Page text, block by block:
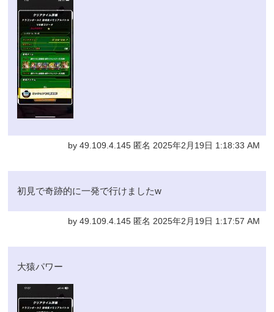
by 49.109.4.145 匿名 2025年2月19日 1:18:33 AM
初見で奇跡的に一発で行けましたw
by 49.109.4.145 匿名 2025年2月19日 1:17:57 AM
大猿パワー